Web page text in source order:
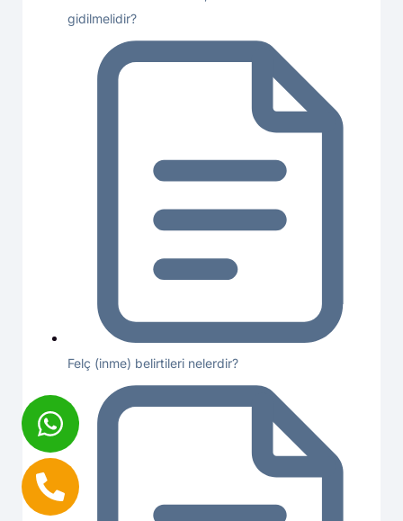
gidilmelidir?
Felç (inme) belirtileri nelerdir?